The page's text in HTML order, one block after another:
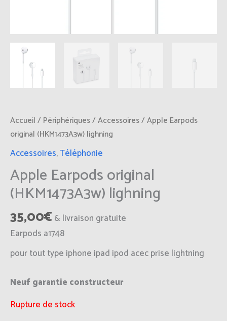
Accueil / Périphériques/ Accessoires/ Apple Earpods
original (HKM1473A3w) lighning
Accessoires,Téléphonie
Apple Earpods original
(HKM1473A3w) lighning
35,00€& livraison gratuite
Earpods a1748
pour tout type iphone ipad ipod acec prise lightning
Neuf garantie constructeur
Rupture de stock